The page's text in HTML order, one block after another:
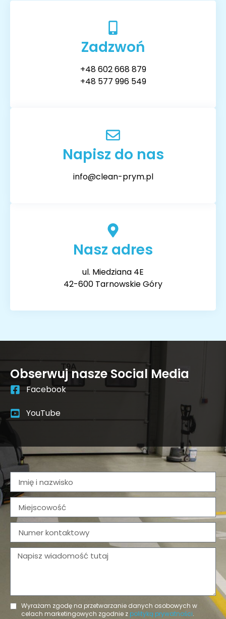
Zadzwoń
+48 602 668 879
+48 577 996 549
Napisz do nas
info@clean-prym.pl
Nasz adres
ul. Miedziana 4E
42-600 Tarnowskie Góry
Obserwuj nasze Social Media
Facebook
YouTube
Wyrażam zgodę na przetwarzanie danych osobowych w
celach marketingowych zgodnie z polityką prywatności.